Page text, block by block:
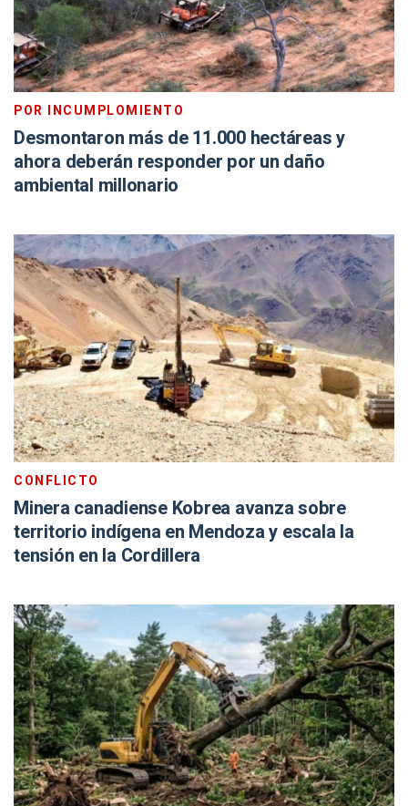
POR INCUMPLOMIENTO
Desmontaron más de 11.000 hectáreas y
ahora deberán responder por un daño
ambiental millonario
CONFLICTO
Minera canadiense Kobrea avanza sobre
territorio indígena en Mendoza y escala la
tensión en la Cordillera